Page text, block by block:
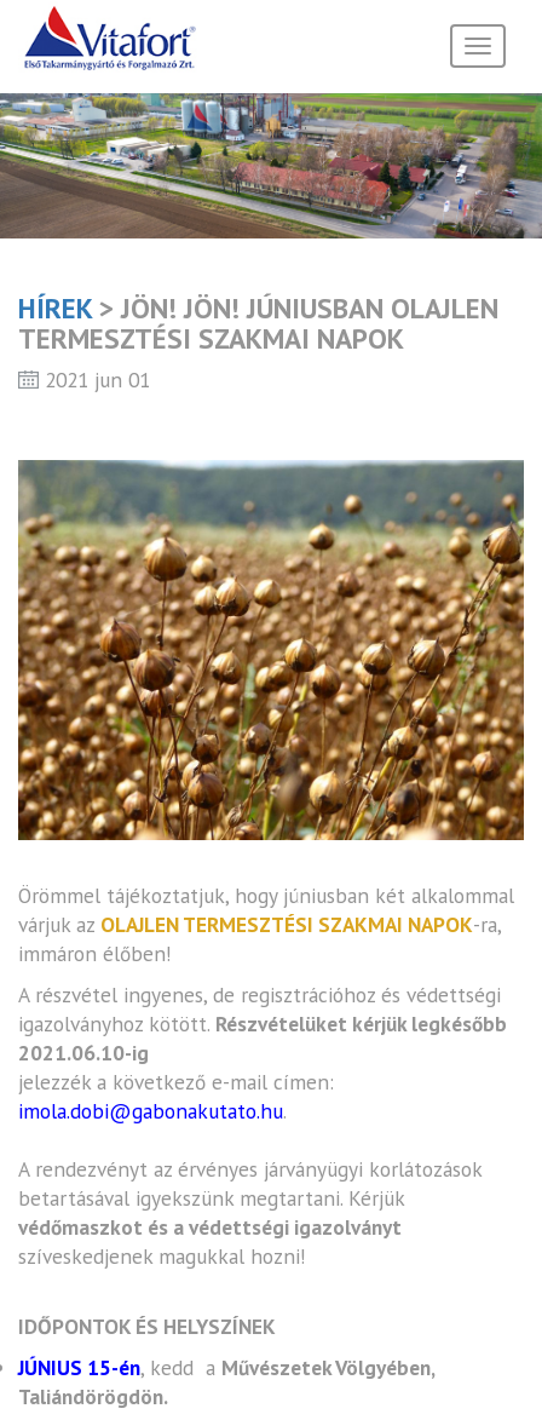
Toggle
HÍREK> JÖN! JÖN! JÚNIUSBAN OLAJLEN
TERMESZTÉSI SZAKMAI NAPOK
2021 jun 01
Örömmel tájékoztatjuk, hogy júniusban két alkalommal
várjuk az OLAJLEN TERMESZTÉSI SZAKMAI NAPOK-ra,
immáron élőben!
A részvétel ingyenes, de regisztrációhoz és védettségi
igazolványhoz kötött. Részvételüket kérjük legkésőbb
2021.06.10-ig
jelezzék a következő e-mail címen:
imola.dobi@gabonakutato.hu.
A rendezvényt az érvényes járványügyi korlátozások
betartásával igyekszünk megtartani. Kérjük
védőmaszkot és a védettségi igazolványt
szíveskedjenek magukkal hozni!
IDŐPONTOK ÉS HELYSZÍNEK
JÚNIUS 15-én, kedd a Művészetek Völgyében,
Taliándörögdön.